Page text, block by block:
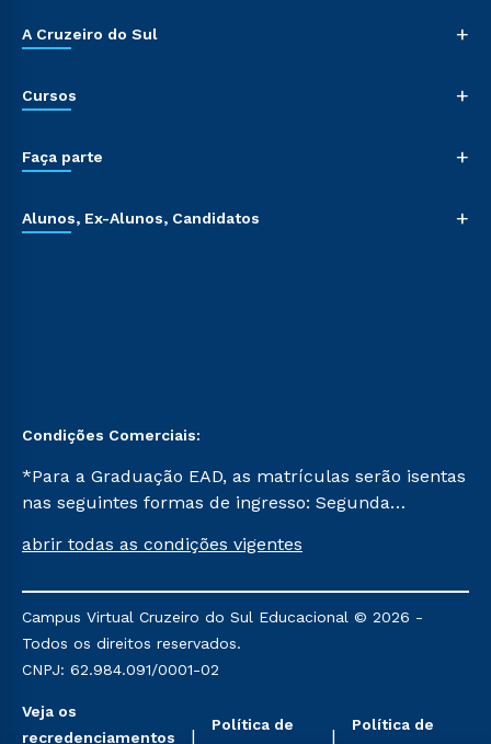
A Cruzeiro do Sul +
Cursos +
Faça parte +
Alunos, Ex-Alunos, Candidatos +
Condições Comerciais:
*Para a Graduação EAD, as matrículas serão isentas
nas seguintes formas de ingresso: Segunda
Já para as demais, a taxa de matrícula será de R$
mencionadas são referentes aos cursos: Ensino
Religioso, Geografia para a Docência e Metodologia
do Ensino de História: Questões Atuais.
abrir todas as condições vigentes
Campus Virtual Cruzeiro do Sul Educacional © 2026 -
Todos os direitos reservados.
CNPJ: 62.984.091/0001-02
Veja os
recredenciamentos
Política de
Política de